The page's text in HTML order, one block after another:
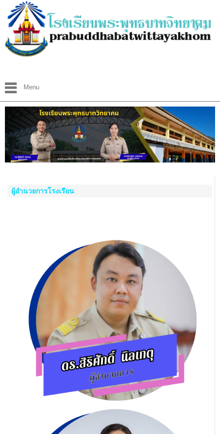
Menu
ผู้อำนวยการโรงเรียน